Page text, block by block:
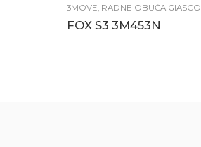
3MOVE, RADNE OBUĆA GIASCO
FOX S3 3M453N